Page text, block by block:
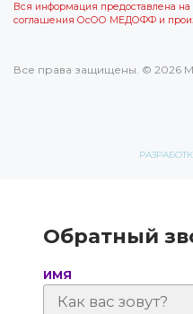
Вся информация предоставлена
соглашения ОсОО МЕДОФФ и
Все права защищены. © 2026
Обратный
ИМЯ